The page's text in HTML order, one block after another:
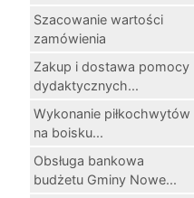
Szacowanie wartości
zamówienia
Zakup i dostawa pomocy
dydaktycznych...
Wykonanie piłkochwytów
na boisku...
Obsługa bankowa
budżetu Gminy Nowe...